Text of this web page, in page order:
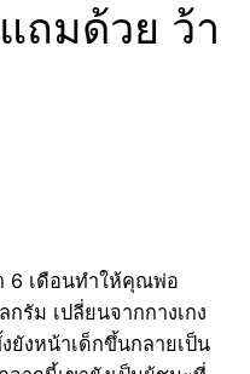
ถมด้วย ว้า
6 เดือนทำให้คุณพ่อ
รัม เปลี่ยนจากกางเกง
ยังหน้าเด็กขึ้นกลายเป็น